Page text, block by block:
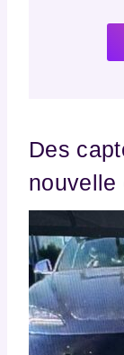
Des
nouvelle